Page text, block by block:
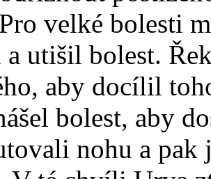
velké bolesti
utišil bolest.
aby docílil
bolest, aby
nohu a